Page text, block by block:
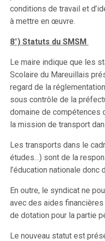
conditions de travail et
à mettre en œuvre.
8°) Statuts du SMSM
Le maire indique que les
Scolaire du Mareuillais
regard de la
sous contrôle de la
domaine de compétences
la mission de transport
Les transports dans le
études…) sont de la
l’éducation nationale donc
En outre, le syndicat ne
avec des aides
de dotation pour la partie
Le nouveau statut est